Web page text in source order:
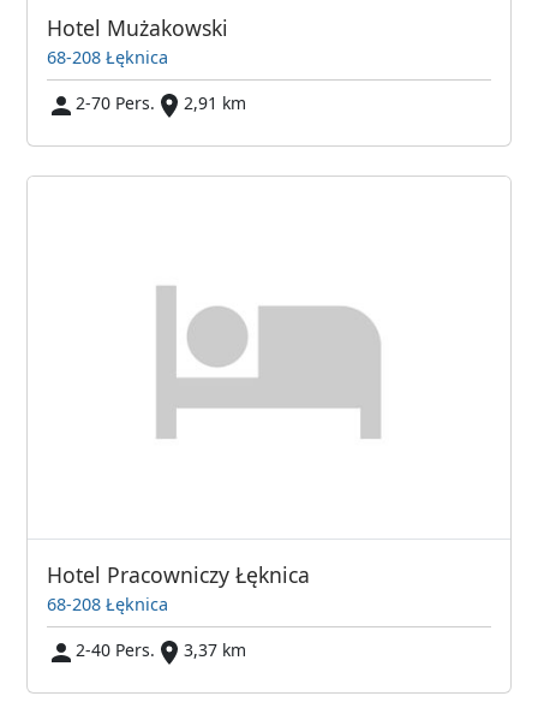
Hotel Mużakowski
68-208 Łęknica
2-70 Pers.
2,91 km
Hotel Pracowniczy Łęknica
68-208 Łęknica
2-40 Pers.
3,37 km